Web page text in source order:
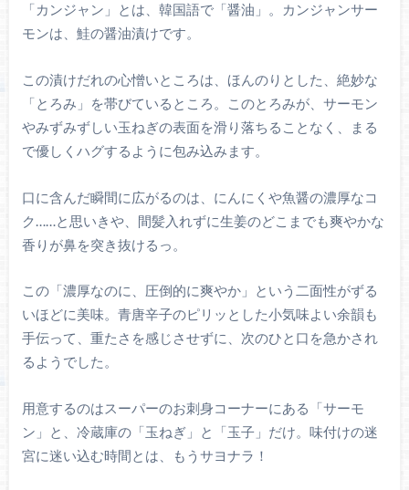
「カンジャン」とは、韓国語で「醤油」。カンジャンサー
モンは、鮭の醤油漬けです。
この漬けだれの心憎いところは、ほんのりとした、絶妙な
「とろみ」を帯びているところ。このとろみが、サーモン
やみずみずしい玉ねぎの表面を滑り落ちることなく、まる
で優しくハグするように包み込みます。
口に含んだ瞬間に広がるのは、にんにくや魚醤の濃厚なコ
ク……と思いきや、間髪入れずに生姜のどこまでも爽やかな
香りが鼻を突き抜けるっ。
この「濃厚なのに、圧倒的に爽やか」という二面性がずる
いほどに美味。青唐辛子のピリッとした小気味よい余韻も
手伝って、重たさを感じさせずに、次のひと口を急かされ
るようでした。
用意するのはスーパーのお刺身コーナーにある「サーモ
ン」と、冷蔵庫の「玉ねぎ」と「玉子」だけ。味付けの迷
宮に迷い込む時間とは、もうサヨナラ！